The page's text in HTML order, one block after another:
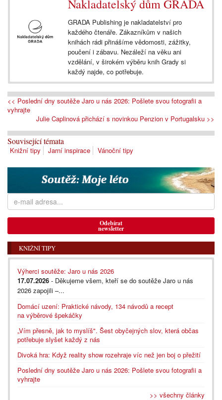
Nakladatelský dům GRADA
GRADA Publishing je nakladatelství pro
každého čtenáře. Zákazníkům v našich
knihách rádi přinášíme vědomosti, zážitky,
poučení i zábavu. Nezáleží na věku ani
vzdělání, v širokém výběru knih Grady si
každý najde, co potřebuje.
<< Poslední dny soutěže Jaro u nás 2026: Pošlete svou fotografii a
vyhrajte
Julie Caplinová přichází s novinkou Penzion v Portugalsku >>
Související témata
Knižní tipy Jarní inspirace Vánoční tipy
Odebírat
newsletter
KNIŽNÍ TIPY
Výherci soutěže: Jaro u nás 2026
17.07.2026 - Děkujeme všem, kteří se do soutěže Jaro u nás
2026 zapojili –...
Domácí uzení: Praktické návody, 134 návodů a recept
na výběrové špekáčky
„Vím přesně, jak to myslíš". Šest obyčejných slov, která občas
potřebuje slyšet každý z nás
Divoká hra: Když reality show rozehraje víc než jen boj o přežití
Poslední dny soutěže Jaro u nás 2026: Pošlete svou fotografii a
vyhrajte
>> všechny články